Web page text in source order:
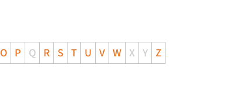
O P Q R S T U V W X Y Z